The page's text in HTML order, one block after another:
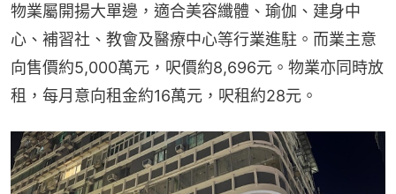
物業屬開揚大單邊，適合美容纖體、瑜伽、建身中
心、補習社、教會及醫療中心等行業進駐。而業主意
向售價約5,000萬元，呎價約8,696元。物業亦同時放
租，每月意向租金約16萬元，呎租約28元。